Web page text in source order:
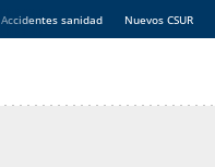
Accidentes sanidad Nuevos CSUR